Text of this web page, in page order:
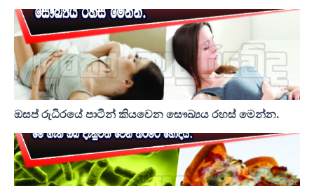
ඔසප් රුධිරයේ පාටින් කියවෙන සෞඛ්‍යය රහස් මෙන්න.